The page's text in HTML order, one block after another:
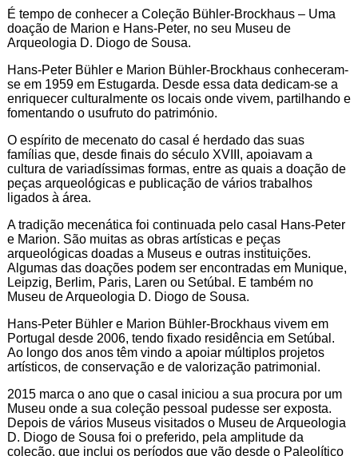
É tempo de conhecer a Coleção Bühler-Brockhaus – Uma
doação de Marion e Hans-Peter, no seu Museu de
Arqueologia D. Diogo de Sousa.
Hans-Peter Bühler e Marion Bühler-Brockhaus conheceram-
se em 1959 em Estugarda. Desde essa data dedicam-se a
enriquecer culturalmente os locais onde vivem, partilhando e
fomentando o usufruto do património.
O espírito de mecenato do casal é herdado das suas
famílias que, desde finais do século XVIII, apoiavam a
cultura de variadíssimas formas, entre as quais a doação de
peças arqueológicas e publicação de vários trabalhos
ligados à área.
A tradição mecenática foi continuada pelo casal Hans-Peter
e Marion. São muitas as obras artísticas e peças
arqueológicas doadas a Museus e outras instituições.
Algumas das doações podem ser encontradas em Munique,
Leipzig, Berlim, Paris, Laren ou Setúbal. E também no
Museu de Arqueologia D. Diogo de Sousa.
Hans-Peter Bühler e Marion Bühler-Brockhaus vivem em
Portugal desde 2006, tendo fixado residência em Setúbal.
Ao longo dos anos têm vindo a apoiar múltiplos projetos
artísticos, de conservação e de valorização patrimonial.
2015 marca o ano que o casal iniciou a sua procura por um
Museu onde a sua coleção pessoal pudesse ser exposta.
Depois de vários Museus visitados o Museu de Arqueologia
D. Diogo de Sousa foi o preferido, pela amplitude da
coleção, que inclui os períodos que vão desde o Paleolítico